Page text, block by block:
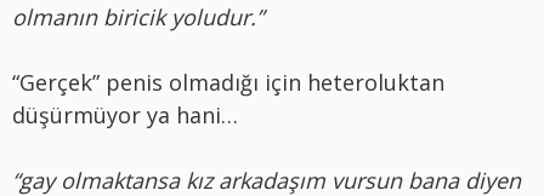
olmanın biricik yoludur.”
“Gerçek” penis olmadığı için heteroluktan
düşürmüyor ya hani…
“gay olmaktansa kız arkadaşım vursun bana diyen